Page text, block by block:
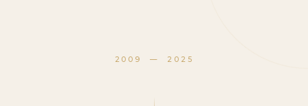
2009 — 2025